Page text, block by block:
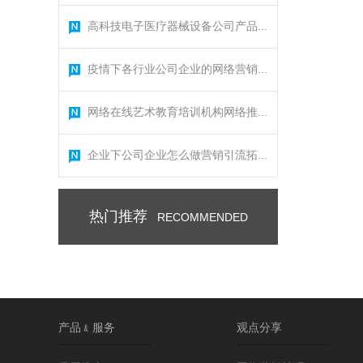
高科技电子医疗器械设备公司产品...
疫情下各行业公司企业的网络营销...
网络在线艺术教育培训机构网络推...
企业下公司企业怎么做营销引流拓...
热门推荐 RECOMMENDED
产品﹠服务 观点分享